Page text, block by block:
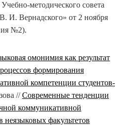
методического совета
Вернадского» от 2 ноября
№2).
омонимия как результат
формирования
компетенции студентов-
//Современные тенденции
коммуникативной
неязыковых факультетов